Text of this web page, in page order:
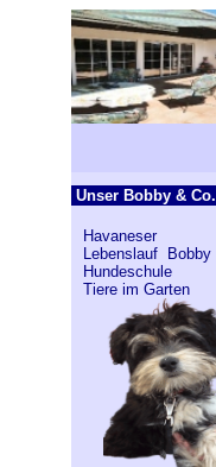
Unser Bobby & Co.
Havaneser
Lebenslauf Bobby
Hundeschule
Tiere im Garten